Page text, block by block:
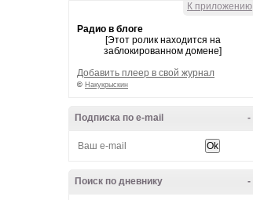
К приложению
Радио в блоге
[Этот ролик находится на
заблокированном домене]
Добавить плеер в свой журнал
© Накукрыскин
-
Подписка по e-mail
-
Поиск по дневнику